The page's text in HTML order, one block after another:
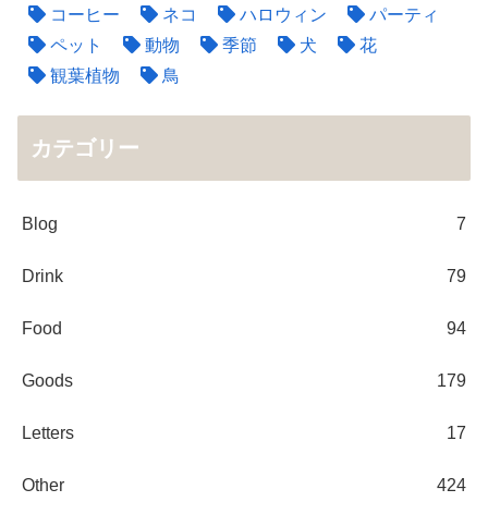
コーヒー
ネコ ハロウィン
パーティ
ペット
動物 季節 犬
花
観葉植物
鳥
カテゴリー
Blog 7
Drink 79
Food 94
Goods 179
Letters 17
Other 424